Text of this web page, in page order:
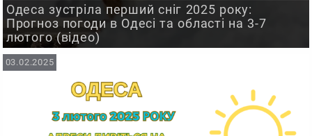
Одеса зустріла перший сніг 2025 року:
Прогноз погоди в Одесі та області на 3-7
лютого (відео)
03.02.2025